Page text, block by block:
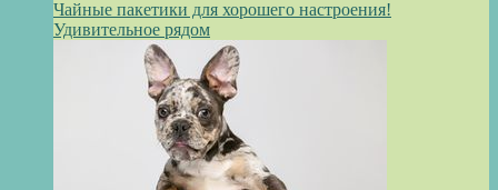
Чайные пакетики для хорошего настроения!
Удивительное рядом